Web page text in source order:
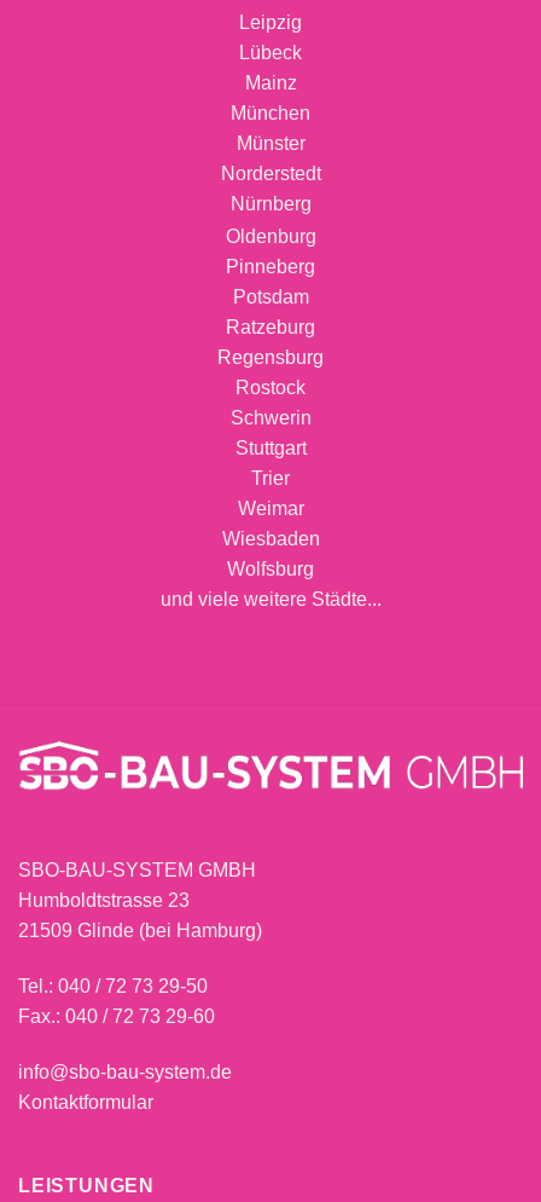
Leipzig
Lübeck
Mainz
München
Münster
Norderstedt
Nürnberg
Oldenburg
Pinneberg
Potsdam
Ratzeburg
Regensburg
Rostock
Schwerin
Stuttgart
Trier
Weimar
Wiesbaden
Wolfsburg
und viele weitere Städte...
SBO-BAU-SYSTEM GMBH
Humboldtstrasse 23
21509 Glinde (bei Hamburg)
Tel.: 040 / 72 73 29-50
Fax.: 040 / 72 73 29-60
info@sbo-bau-system.de
Kontaktformular
LEISTUNGEN